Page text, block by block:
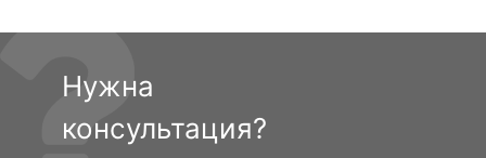
Нужна
консультация?